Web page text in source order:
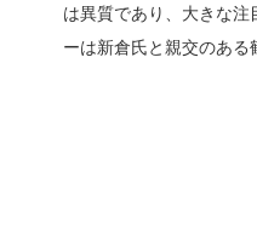
は異質であり、大きな
ーは新倉氏と親交のある